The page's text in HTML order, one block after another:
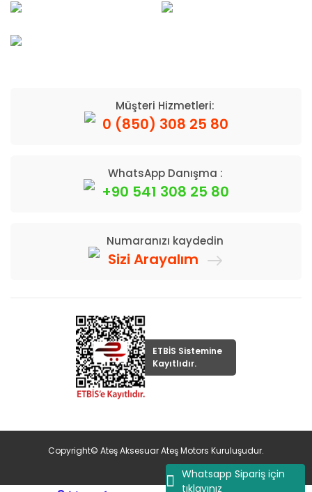
Whatsapp Sipariş için
tıklayınız
Müşteri Hizmetleri:
0 (850) 308 25 80
WhatsApp Danışma :
+90 541 308 25 80
Numaranızı kaydedin
Sizi Arayalım
ETBİS Sistemine
Kayıtlıdır.
Copyright© Ateş Aksesuar Ateş Motors Kuruluşudur.